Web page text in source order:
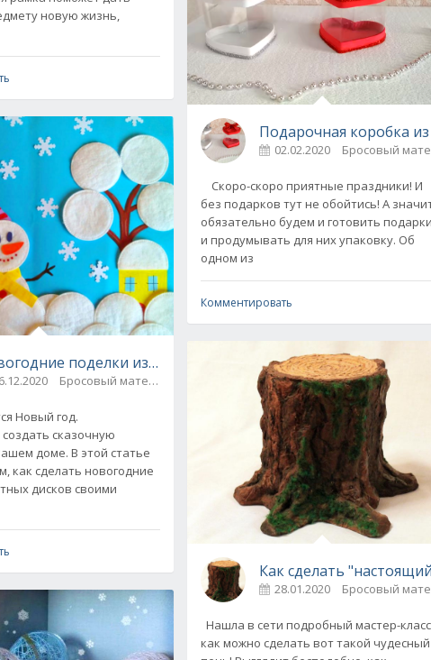
(мастер-класс и идеи)
новую жизнь,
поделки из ватных дисков (8 мастер-классов)
Бросовый материал / Новогоднее рукоделие 0
Новый год.
сказочную
доме. В этой статье
как сделать новогодние
дисков своими
Подарочная коробка из
02.02.2020 Бросовый
Скоро-скоро приятные праздники! И
без подарков тут не обойтись! А
обязательно будем и готовить
и продумывать для них упаковку. Об
одном из
Комментировать
Как сделать
28.01.2020
Нашла в сети подробный мастер-класс,
как можно сделать вот такой чудесный